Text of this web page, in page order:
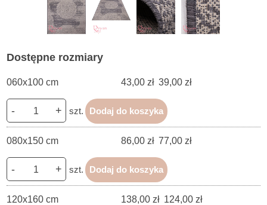
Dostępne rozmiary
060x100 cm 43,00 zł 39,00 zł
- + szt. Dodaj do koszyka
080x150 cm 86,00 zł 77,00 zł
- + szt. Dodaj do koszyka
120x160 cm 138,00 zł 124,00 zł